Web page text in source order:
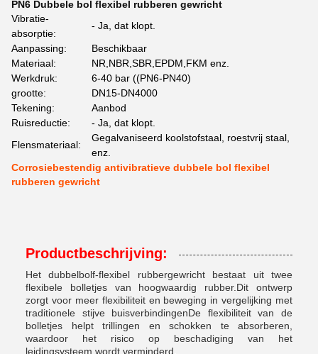
PN6 Dubbele bol flexibel rubberen gewricht
Vibratie-
absorptie:
- Ja, dat klopt.
Aanpassing:
Beschikbaar
Materiaal:
NR,NBR,SBR,EPDM,FKM enz.
Werkdruk:
6-40 bar ((PN6-PN40)
grootte:
DN15-DN4000
Tekening:
Aanbod
Ruisreductie:
- Ja, dat klopt.
Flensmateriaal:
Gegalvaniseerd koolstofstaal, roestvrij staal,
enz.
Corrosiebestendig antivibratieve dubbele bol flexibel
rubberen gewricht
Productbeschrijving:
Het dubbelbolf-flexibel rubbergewricht bestaat uit twee
flexibele bolletjes van hoogwaardig rubber.Dit ontwerp
zorgt voor meer flexibiliteit en beweging in vergelijking met
traditionele stijve buisverbindingenDe flexibiliteit van de
bolletjes helpt trillingen en schokken te absorberen,
waardoor het risico op beschadiging van het
leidingsysteem wordt verminderd.